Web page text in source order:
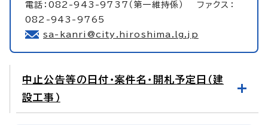
電話：082-943-9737（第一維持係） ファクス：
082-943-9765
sa-kanri@city.hiroshima.lg.jp
中止公告等の日付・案件名・開札予定日（建
設工事）